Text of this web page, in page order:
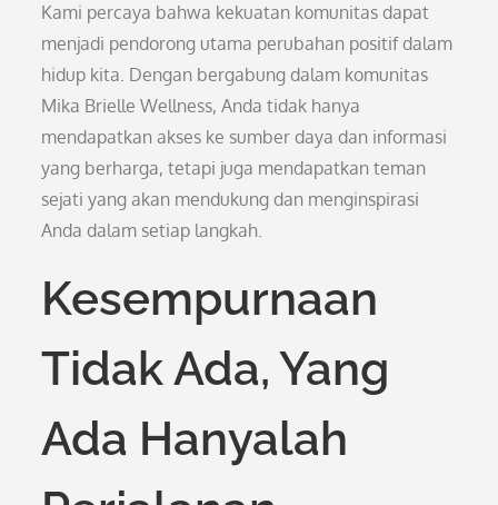
Kami percaya bahwa kekuatan komunitas dapat
menjadi pendorong utama perubahan positif dalam
hidup kita. Dengan bergabung dalam komunitas
Mika Brielle Wellness, Anda tidak hanya
mendapatkan akses ke sumber daya dan informasi
yang berharga, tetapi juga mendapatkan teman
sejati yang akan mendukung dan menginspirasi
Anda dalam setiap langkah.
Kesempurnaan
Tidak Ada, Yang
Ada Hanyalah